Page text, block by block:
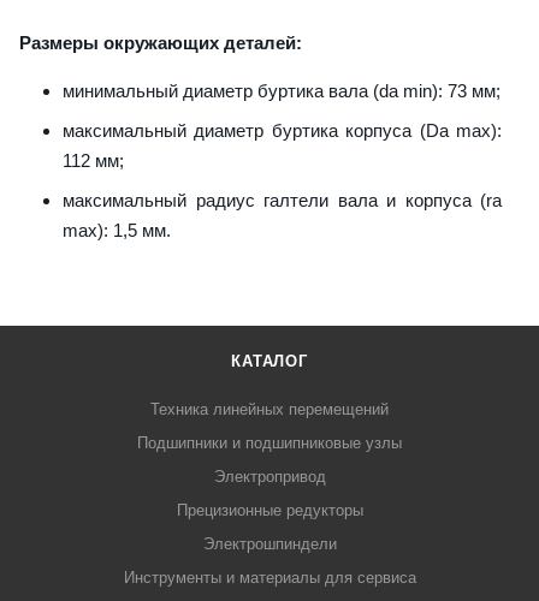
Размеры окружающих деталей:
минимальный диаметр буртика вала (da min): 73 мм;
максимальный диаметр буртика корпуса (Da max):
112 мм;
максимальный радиус галтели вала и корпуса (ra
max): 1,5 мм.
КАТАЛОГ
Техника линейных перемещений
Подшипники и подшипниковые узлы
Электропривод
Прецизионные редукторы
Электрошпиндели
Инструменты и материалы для сервиса